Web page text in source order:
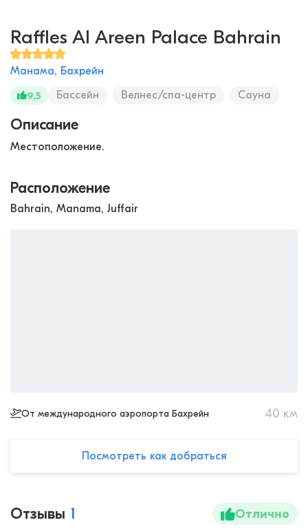
Raffles Al Areen Palace Bahrain
Манама, Бахрейн
9,5
Бассейн Велнес/спа-центр Сауна
Описание
Местоположение.
Расположение
Bahrain, Manama, Juffair
От международного аэропорта Бахрейн 40 км
Посмотреть как добраться
Отзывы 1 Отлично